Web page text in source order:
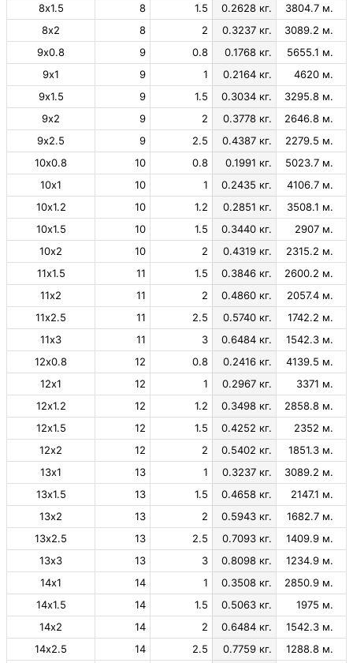
8х1.5
8 1.5 0.2628 кг.
3804.7 м.
8х2
8 2 0.3237 кг.
3089.2 м.
9х0.8
9 0.8 0.1768 кг.
5655.1 м.
9х1
9 1 0.2164 кг.
4620 м.
9х1.5
9 1.5 0.3034 кг.
3295.8 м.
9х2
9 2 0.3778 кг.
2646.8 м.
9х2.5
9 2.5 0.4387 кг.
2279.5 м.
10х0.8
10 0.8 0.1991 кг.
5023.7 м.
10х1
10 1 0.2435 кг.
4106.7 м.
10х1.2
10 1.2 0.2851 кг.
3508.1 м.
10х1.5
10 1.5 0.3440 кг.
2907 м.
10х2
10 2 0.4319 кг.
2315.2 м.
11х1.5
11 1.5 0.3846 кг.
2600.2 м.
11х2
11 2 0.4860 кг.
2057.4 м.
11х2.5
11 2.5 0.5740 кг.
1742.2 м.
11х3
11 3 0.6484 кг.
1542.3 м.
12х0.8
12 0.8 0.2416 кг.
4139.5 м.
12х1
12 1 0.2967 кг.
3371 м.
12х1.2
12 1.2 0.3498 кг.
2858.8 м.
12х1.5
12 1.5 0.4252 кг.
2352 м.
12х2
12 2 0.5402 кг.
1851.3 м.
13х1
13 1 0.3237 кг.
3089.2 м.
13х1.5
13 1.5 0.4658 кг.
2147.1 м.
13х2
13 2 0.5943 кг.
1682.7 м.
13х2.5
13 2.5 0.7093 кг.
1409.9 м.
13х3
13 3 0.8098 кг.
1234.9 м.
14х1
14 1 0.3508 кг.
2850.9 м.
14х1.5
14 1.5 0.5063 кг.
1975 м.
14х2
14 2 0.6484 кг.
1542.3 м.
14х2.5
14 2.5 0.7759 кг.
1288.8 м.